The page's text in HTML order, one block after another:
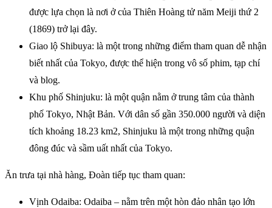
được lựa chọn là nơi ở của Thiên Hoàng tử năm Meiji thứ 2
(1869) trở lại đây.
Giao lộ Shibuya: là một trong những điểm tham quan dễ nhận
biết nhất của Tokyo, được thể hiện trong vô số phim, tạp chí
và blog.
Khu phố Shinjuku: là một quận nằm ở trung tâm của thành
phố Tokyo, Nhật Bản. Với dân số gần 350.000 người và diện
tích khoảng 18.23 km2, Shinjuku là một trong những quận
đông đúc và sầm uất nhất của Tokyo.
Ăn trưa tại nhà hàng, Đoàn tiếp tục tham quan:
Vịnh Odaiba: Odaiba – nằm trên một hòn đảo nhân tạo lớn